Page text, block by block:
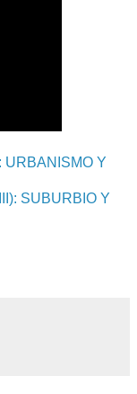
URBANISMO Y
SUBURBIO Y